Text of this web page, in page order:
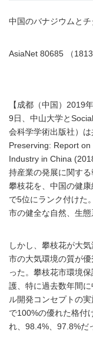
中国のバナジウムと
AsiaNet 80685 （1813
【成都（中国）2019
9日、中山大学と
会科学学術出版社）
Preserving: Report
Industry in China
持産業の発展に関す
攀枝花を、中国の健
で5位にランク付けた
市の健全な自然、生態
しかし、攀枝花が大
市の大気環境の質が
った。攀枝花市環境
護、特に過去数年間
ル開発コンセプトの
で100%の優れた格付
れ、98.4%、97.8%だ